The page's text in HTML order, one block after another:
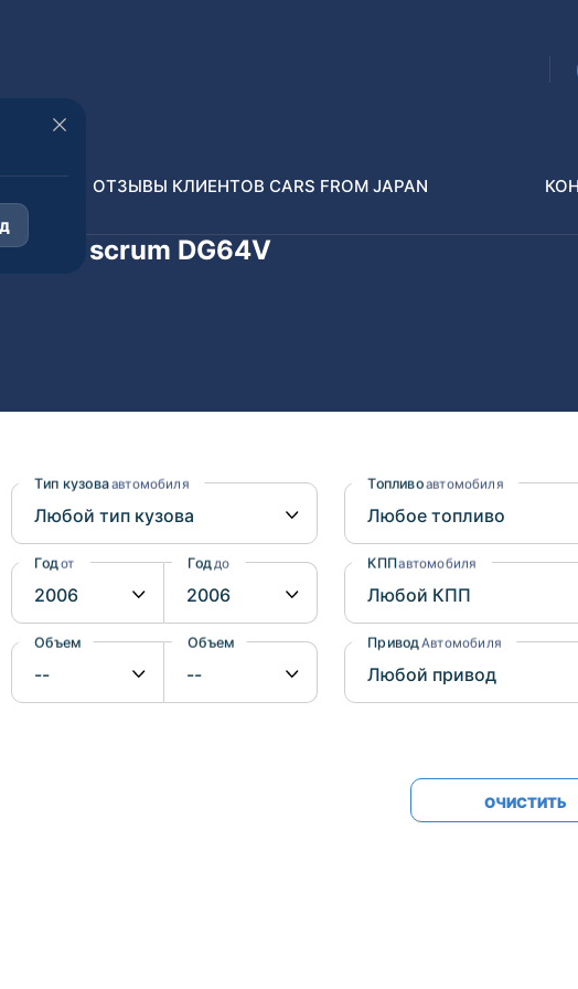
Toyota
Mazda
Mitsubishi
Suzuki
Isuzu
BMW
Daihatsu
ОТЗЫВЫ КЛИЕНТОВ CARS FROM JAPAN
scrum DG64V
Тип кузоваавтомобиля
Год от Год до
Объем от Объем до
Топливоавтомобиля
КППавтомобиля
Привод Автомобиля
ОЧИСТИТЬ